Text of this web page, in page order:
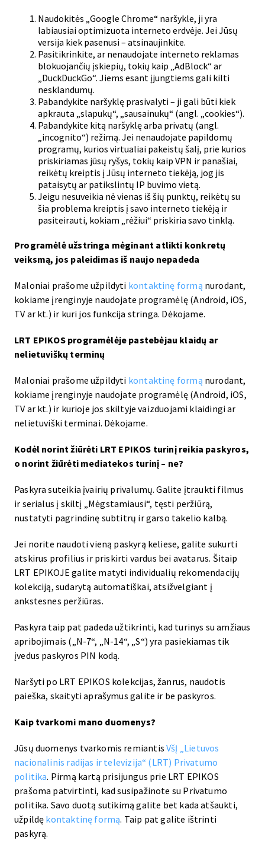
Naudokitės „Google Chrome“ naršykle, ji yra
labiausiai optimizuota interneto erdvėje. Jei Jūsų
versija kiek pasenusi – atsinaujinkite.
Pasitikrinkite, ar nenaudojate interneto reklamas
blokuojančių įskiepių, tokių kaip „AdBlock“ ar
„DuckDuckGo“. Jiems esant įjungtiems gali kilti
nesklandumų.
Pabandykite naršyklę prasivalyti – ji gali būti kiek
apkrauta „slapukų“, „sausainukų“ (angl. „cookies“).
Pabandykite kitą naršyklę arba privatų (angl.
„incognito“) režimą. Jei nenaudojate papildomų
programų, kurios virtualiai pakeistų šalį, prie kurios
priskiriamas jūsų ryšys, tokių kaip VPN ir panašiai,
reikėtų kreiptis į Jūsų interneto tiekėją, jog jis
pataisytų ar patikslintų IP buvimo vietą.
Jeigu nesuveikia nė vienas iš šių punktų, reikėtų su
šia problema kreiptis į savo interneto tiekėją ir
pasiteirauti, kokiam „rėžiui“ priskiria savo tinklą.
Programėlė užstringa mėginant atlikti konkretų
veiksmą, jos paleidimas iš naujo nepadeda
Maloniai prašome užpildyti kontaktinę formą nurodant,
kokiame įrenginyje naudojate programėlę (Android, iOS,
TV ar kt.) ir kuri jos funkcija stringa. Dėkojame.
LRT EPIKOS programėlėje pastebėjau klaidų ar
nelietuviškų terminų
Maloniai prašome užpildyti kontaktinę formą nurodant,
kokiame įrenginyje naudojate programėlę (Android, iOS,
TV ar kt.) ir kurioje jos skiltyje vaizduojami klaidingi ar
nelietuviški terminai. Dėkojame.
Kodėl norint žiūrėti LRT EPIKOS turinį reikia paskyros,
o norint žiūrėti mediatekos turinį – ne?
Paskyra suteikia įvairių privalumų. Galite įtraukti filmus
ir serialus į skiltį „Mėgstamiausi“, tęsti peržiūrą,
nustatyti pagrindinę subtitrų ir garso takelio kalbą.
Jei norite naudoti vieną paskyrą keliese, galite sukurti
atskirus profilius ir priskirti vardus bei avatarus. Šitaip
LRT EPIKOJE galite matyti individualių rekomendacijų
kolekciją, sudarytą automatiškai, atsižvelgiant į
ankstesnes peržiūras.
Paskyra taip pat padeda užtikrinti, kad turinys su amžiaus
apribojimais („N-7“, „N-14“, „S“) yra pasiekiamas tik
įvedus paskyros PIN kodą.
Naršyti po LRT EPIKOS kolekcijas, žanrus, naudotis
paieška, skaityti aprašymus galite ir be paskyros.
Kaip tvarkomi mano duomenys?
Jūsų duomenys tvarkomis remiantisVšĮ „Lietuvos
nacionalinis radijas ir televizija“ (LRT) Privatumo
politika. Pirmą kartą prisijungus prie LRT EPIKOS
prašoma patvirtinti, kad susipažinote su Privatumo
politika. Savo duotą sutikimą galite bet kada atšaukti,
užpildę kontaktinę formą. Taip pat galite ištrinti
paskyrą.